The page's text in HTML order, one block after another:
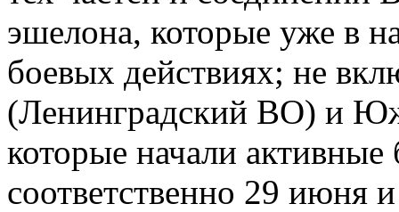
эшелона, которые уже в
боевых действиях; не
(Ленинградский ВО) и
которые начали активные
соответственно 29 июня